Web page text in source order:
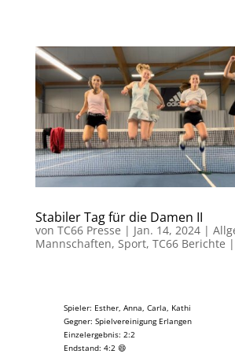
Stabiler Tag für die Damen II
von TC66 Presse | Jan. 14, 2024|
Mannschaften, Sport, TC66 Berichte |
Spieler: Esther, Anna, Carla, Kathi
Gegner: Spielvereinigung Erlangen
Einzelergebnis: 2:2
Endstand: 4:2 😄